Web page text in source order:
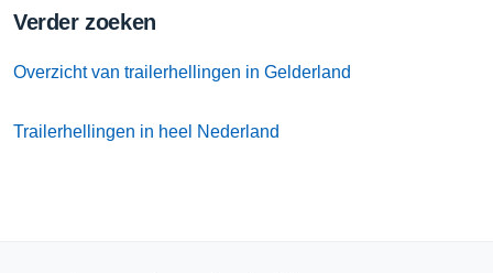
Verder zoeken
Overzicht van trailerhellingen in Gelderland
Trailerhellingen in heel Nederland